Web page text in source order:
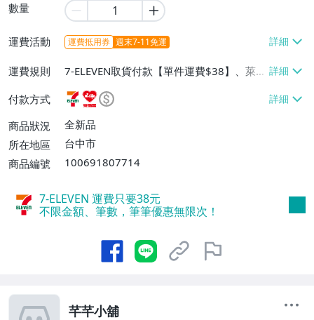
數量
運費活動 運費抵用券 週末7-11免運
運費規則
7-ELEVEN取貨付款【單件運費$38】、萊爾
富取貨付款【單件運費$60】、面交/自取/
不寄送【免運費】、郵局掛號【單件運費$8
4】
付款方式
商品狀況
全新品
所在地區
台中市
商品編號
100691807714
7-ELEVEN 運費只要38元
不限金額、筆數，筆筆優惠無限次！
芊芊小舖